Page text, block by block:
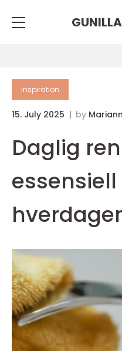
inspiration
15. July 2025 by
Daglig